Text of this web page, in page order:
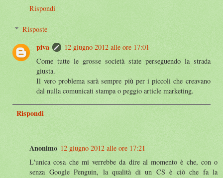
Rispondi
Risposte
piva
12 giugno 2012 alle ore 17:01
Come tutte le grosse società state perseguendo la strada
giusta.
Il vero problema sarà sempre più per i piccoli che creavano
dal nulla comunicati stampa o peggio article marketing.
Rispondi
Anonimo 12 giugno 2012 alle ore 17:21
L'unica cosa che mi verrebbe da dire al momento è che, con o
senza Google Penguin, la qualità di un CS è ciò che fa la